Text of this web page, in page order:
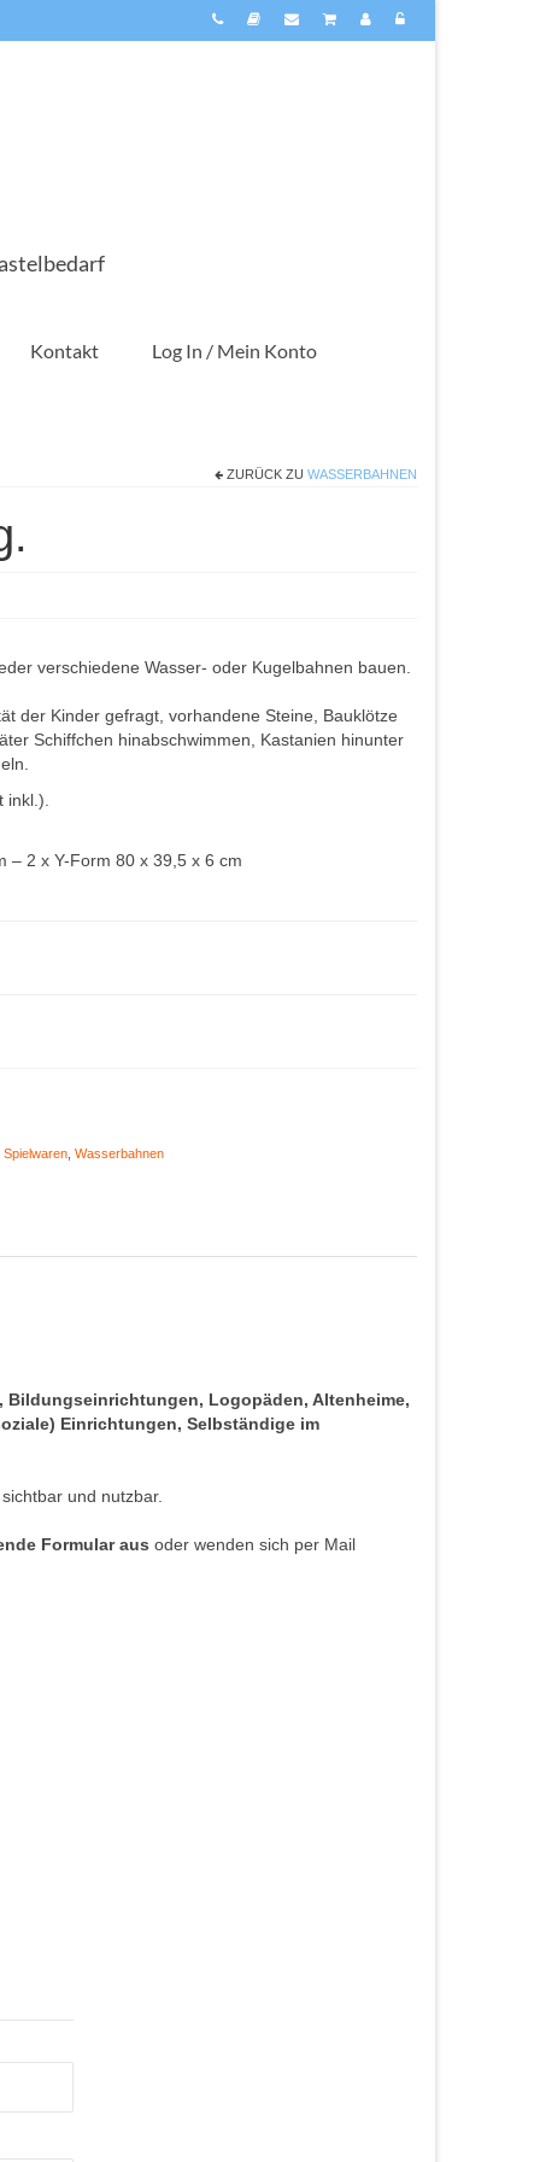
Kontakt Log In / Mein Konto
ZURÜCK ZU WASSERBAHNEN
verschiedene Wasser- oder Kugelbahnen bauen.
der Kinder gefragt, vorhandene Steine, Bauklötze
Schiffchen hinabschwimmen, Kastanien hinunter
2 x Y-Form 80 x 39,5 x 6 cm
Spielwaren, Wasserbahnen
Logopäden, Altenheime,
Einrichtungen, Selbständige im
und nutzbar.
Formular aus oder wenden sich per Mail